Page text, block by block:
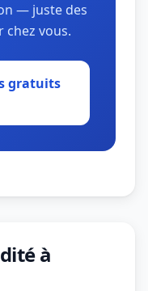
— juste des
chez vous.
gratuits
à